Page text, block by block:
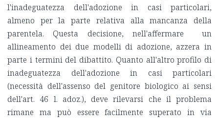
l'inadeguatezza dell'adozione in casi particolari,
almeno per la parte relativa alla mancanza della
parentela. Questa decisione, nell'affermare un
allineamento dei due modelli di adozione, azzera in
parte i termini del dibattito. Quanto all'altro profilo di
inadeguatezza dell'adozione in casi particolari
(necessità dell'assenso del genitore biologico ai sensi
dell'art. 46 l. adoz.), deve rilevarsi che il problema
rimane ma può essere facilmente superato in via